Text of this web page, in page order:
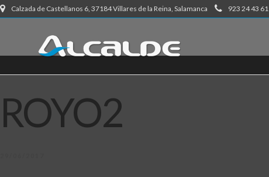
Calzada de Castellanos 6, 37184 Villares de la Reina, Salamanca 923 24 43 61
ROYO2